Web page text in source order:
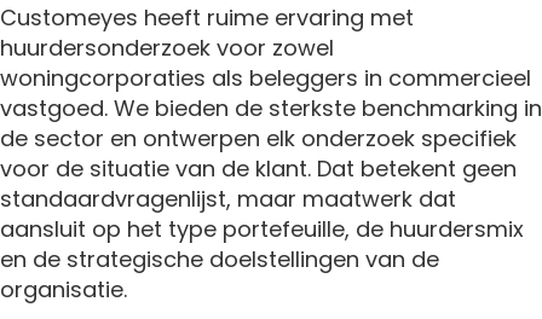
Customeyes heeft ruime ervaring met
huurdersonderzoek voor zowel
woningcorporaties als beleggers in commercieel
vastgoed. We bieden de sterkste benchmarking in
de sector en ontwerpen elk onderzoek specifiek
voor de situatie van de klant. Dat betekent geen
standaardvragenlijst, maar maatwerk dat
aansluit op het type portefeuille, de huurdersmix
en de strategische doelstellingen van de
organisatie.